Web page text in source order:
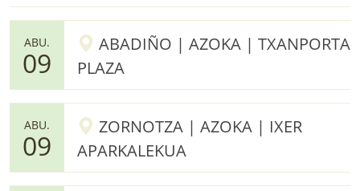
ABU.
09
ABADIÑO | AZOKA | TXANPORTA
PLAZA
ABU.
09
ZORNOTZA | AZOKA | IXER
APARKALEKUA